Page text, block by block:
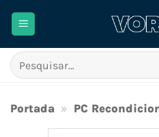
Pesquisar
por:
Portada » PC